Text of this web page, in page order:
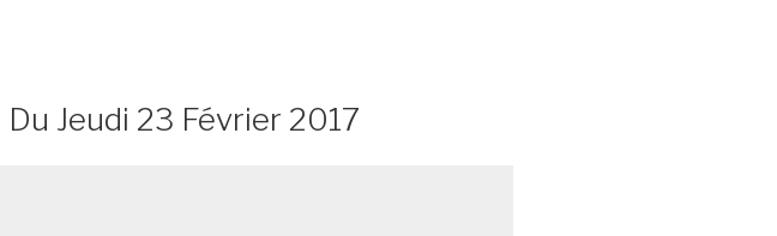
Jeudi 23 Février 2017